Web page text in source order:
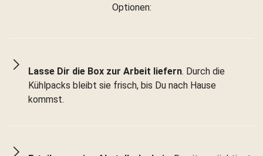
Optionen:
Lasse Dir die Box zur Arbeit liefern. Durch die
Kühlpacks bleibt sie frisch, bis Du nach Hause
kommst.